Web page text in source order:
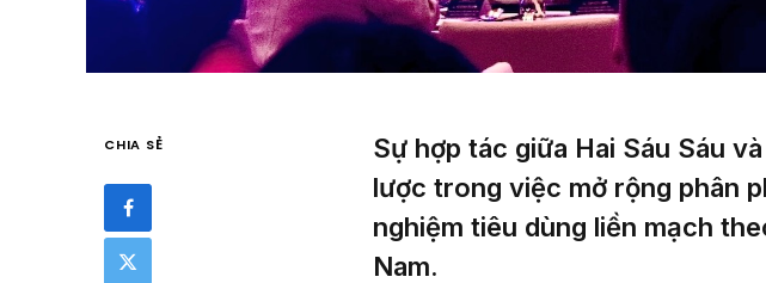
CHIA SẺ
Sự hợp tác giữa Hai Sáu Sáu
lược trong việc mở rộng phân
nghiệm tiêu dùng liền mạch
Nam.